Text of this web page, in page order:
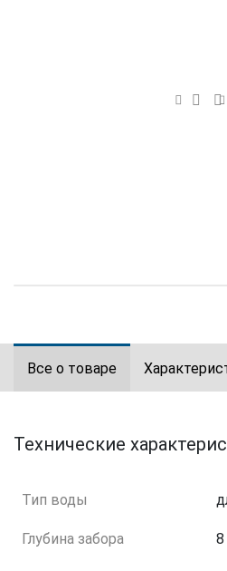
Все о товаре
Технические
Тип воды
Глубина забора